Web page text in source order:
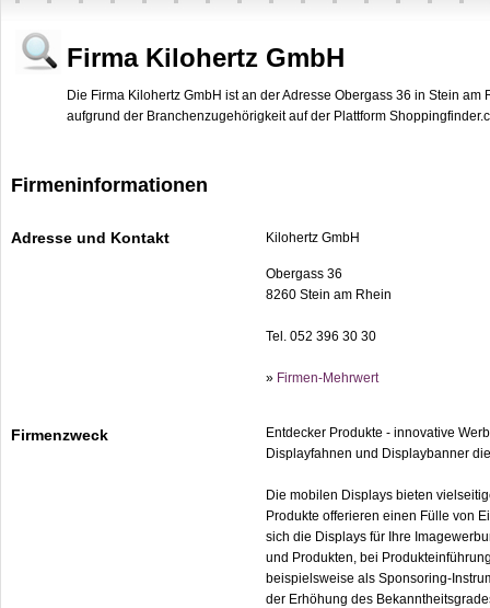
Firma Kilohertz GmbH
Die Firma Kilohertz GmbH ist an der Adresse Obergass 36 in Stein
aufgrund der Branchenzugehörigkeit auf der Plattform
Firmeninformationen
Adresse und Kontakt Kilohertz GmbH
Obergass 36
8260 Stein am Rhein
Tel. 052 396 30 30
» Firmen-Mehrwert
Firmenzweck
Entdecker Produkte - innovative
Displayfahnen und Displaybanner
Die mobilen Displays bieten
Produkte offerieren einen Fülle von
sich die Displays für Ihre
und Produkten, bei
beispielsweise als Sponsoring-
der Erhöhung des